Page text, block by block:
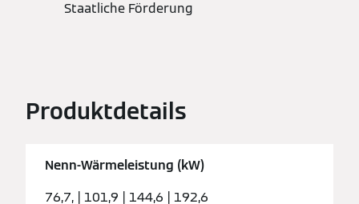
Staatliche Förderung
Produktdetails
Nenn-Wärmeleistung (kW)
76,7, | 101,9 | 144,6 | 192,6